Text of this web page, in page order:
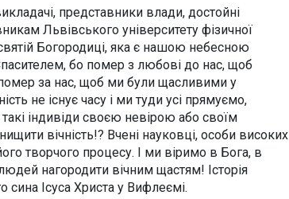
представники влади, достойні
Львівського університету фізичної
Богородиці, яка є нашою небесною
бо помер з любові до нас, щоб
за нас, щоб ми були щасливими у
не існує часу і ми туди усі прямуємо,
індивіди своєю невірою або своїм
вічність!? Вчені науковці, особи високих
творчого процесу. І ми віримо в Бога, в
нагородити вічним щастям! Історія
сина Ісуса Христа у Вифлеємі.